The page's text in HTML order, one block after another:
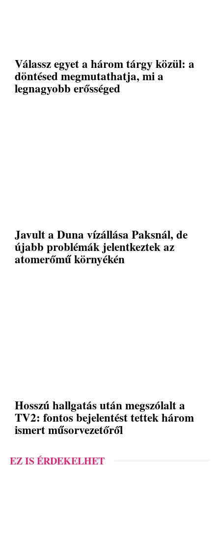
Válassz egyet a három tárgy közül: a
döntésed megmutathatja, mi a
legnagyobb erősséged
Javult a Duna vízállása Paksnál, de
újabb problémák jelentkeztek az
atomerőmű környékén
Hosszú hallgatás után megszólalt a
TV2: fontos bejelentést tettek három
ismert műsorvezetőről
EZ IS ÉRDEKELHET